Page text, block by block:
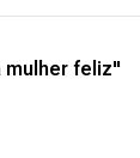
mulher feliz"